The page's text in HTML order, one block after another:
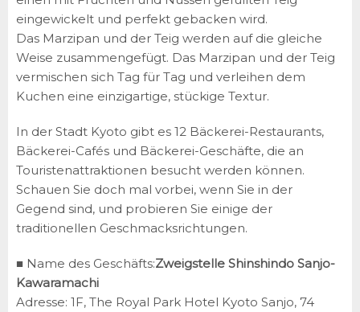
eingewickelt und perfekt gebacken wird.
Das Marzipan und der Teig werden auf die gleiche
Weise zusammengefügt. Das Marzipan und der Teig
vermischen sich Tag für Tag und verleihen dem
Kuchen eine einzigartige, stückige Textur.
In der Stadt Kyoto gibt es 12 Bäckerei-Restaurants,
Bäckerei-Cafés und Bäckerei-Geschäfte, die an
Touristenattraktionen besucht werden können.
Schauen Sie doch mal vorbei, wenn Sie in der
Gegend sind, und probieren Sie einige der
traditionellen Geschmacksrichtungen.
■ Name des Geschäfts:Zweigstelle Shinshindo Sanjo-
Kawaramachi
Adresse: 1F, The Royal Park Hotel Kyoto Sanjo, 74